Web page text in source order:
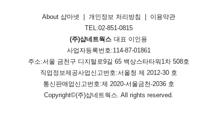
About 샵마넷 개인정보 처리방침
이용약관
TEL:02-851-0815
(주)샵네트웍스 대표 이인용
사업자등록번호:114-87-01861
주소:서울 금천구 디지털로9길 65 백상스타타워1차 508호
직업정보제공사업신고번호:서울청 제 2012-30 호
통신판매업신고번호:제 2020-서울금천-2036 호
Copyright©(주)샵네트웍스. All rights reserved.